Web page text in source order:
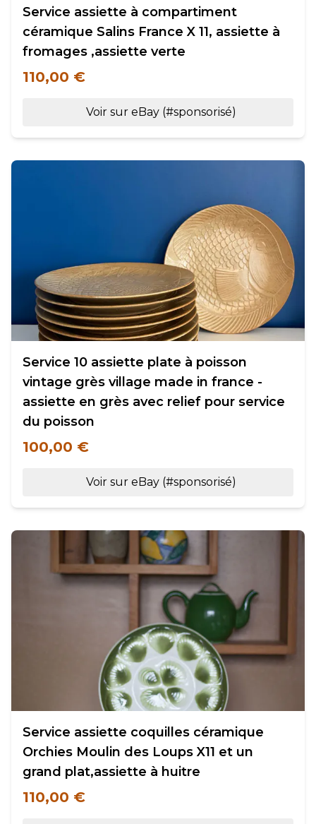
Service assiette à compartiment
céramique Salins France X 11, assiette à
fromages ,assiette verte
110,00 €
Voir sur eBay (#sponsorisé)
Service 10 assiette plate à poisson
vintage grès village made in france -
assiette en grès avec relief pour service
du poisson
100,00 €
Voir sur eBay (#sponsorisé)
Service assiette coquilles céramique
Orchies Moulin des Loups X11 et un
grand plat,assiette à huitre
110,00 €